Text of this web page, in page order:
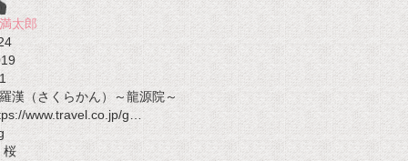
太郎
1
漢（さくらかん）～龍源院～
www.travel.co.jp/g…
桜